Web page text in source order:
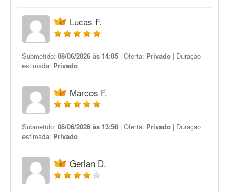
Lucas F.
Submetido: 08/06/2026 às 14:05 | Oferta: Privado | Duração
estimada: Privado
Marcos F.
Submetido: 08/06/2026 às 13:50 | Oferta: Privado | Duração
estimada: Privado
Gerlan D.